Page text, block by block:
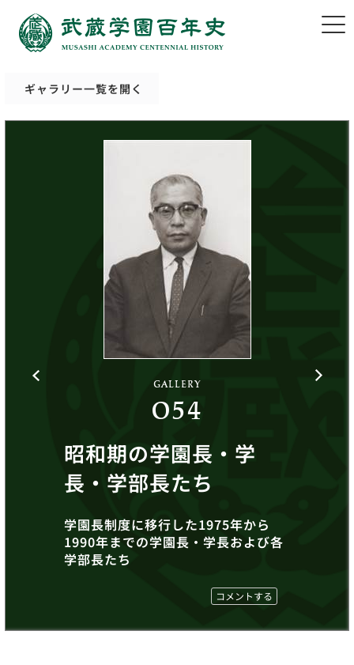
ギャラリー一覧を開く
GALLERY
054
昭和期の学園長・学
長・学部長たち
学園長制度に移行した1975年から
1990年までの学園長・学長および各
学部長たち
コメントする